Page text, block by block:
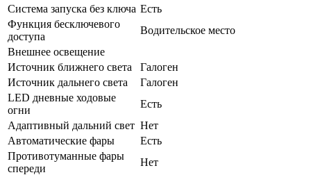
Система запуска без ключа Есть
Функция бесключевого
доступа
Водительское место
Внешнее освещение
Источник ближнего света
Галоген
Источник дальнего света
Галоген
LED дневные ходовые
огни
Есть
Адаптивный дальний свет Нет
Автоматические фары
Есть
Противотуманные фары
спереди
Нет